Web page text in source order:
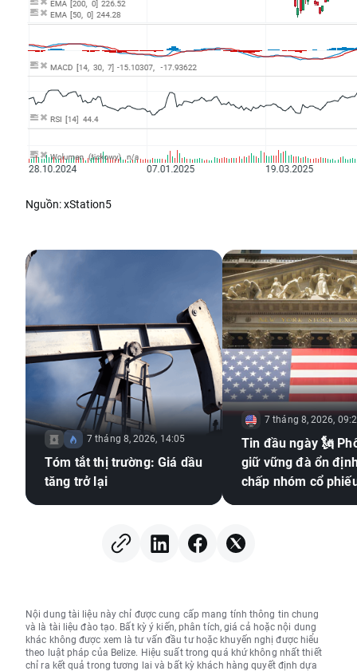
Nguồn: xStation5
7 tháng 8, 2026, 14:05
Tóm tắt thị trường: Giá dầu
tăng trở lại
7 tháng 8, 2026,
Tin đầu ngày 🗽 Phố Wall
giữ vững đà ổn
chấp nhóm cổ
Nội dung tài liệu này chỉ được cung cấp mang tính thông tin chung
và là tài liệu đào tạo. Bất kỳ ý kiến, phân tích, giá cả hoặc nội dung
khác không được xem là tư vấn đầu tư hoặc khuyến nghị được hiểu
theo luật pháp của Belize. Hiệu suất trong quá khứ không nhất thiết
chỉ ra kết quả trong tương lai và bất kỳ khách hàng quyết định dựa